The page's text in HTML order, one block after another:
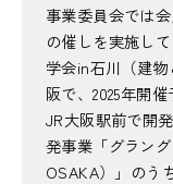
事業委員会では
の催しを実施し
学会in石川（建
阪で、2025年開
JR大阪駅前で開
発事業「グラン
OSAKA）」のう